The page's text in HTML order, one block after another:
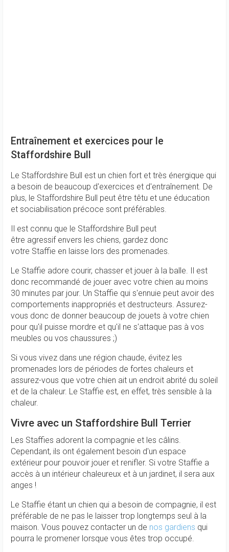
Entraînement et exercices pour le
Staffordshire Bull
Le Staffordshire Bull est un chien fort et très énergique qui
a besoin de beaucoup d'exercices et d'entraînement. De
plus, le Staffordshire Bull peut être têtu et une éducation
et sociabilisation précoce sont préférables.
Il est connu que le Staffordshire Bull peut
être agressif envers les chiens, gardez donc
votre Staffie en laisse lors des promenades.
Le Staffie adore courir, chasser et jouer à la balle. Il est
donc recommandé de jouer avec votre chien au moins
30 minutes par jour. Un Staffie qui s'ennuie peut avoir des
comportements inappropriés et destructeurs. Assurez-
vous donc de donner beaucoup de jouets à votre chien
pour qu'il puisse mordre et qu'il ne s'attaque pas à vos
meubles ou vos chaussures ;)
Si vous vivez dans une région chaude, évitez les
promenades lors de périodes de fortes chaleurs et
assurez-vous que votre chien ait un endroit abrité du soleil
et de la chaleur. Le Staffie est, en effet, très sensible à la
chaleur.
Vivre avec un Staffordshire Bull Terrier
Les Staffies adorent la compagnie et les câlins.
Cependant, ils ont également besoin d'un espace
extérieur pour pouvoir jouer et renifler. Si votre Staffie a
accès à un intérieur chaleureux et à un jardinet, il sera aux
anges !
Le Staffie étant un chien qui a besoin de compagnie, il est
préférable de ne pas le laisser trop longtemps seul à la
maison. Vous pouvez contacter un de nos gardiens qui
pourra le promener lorsque vous êtes trop occupé.